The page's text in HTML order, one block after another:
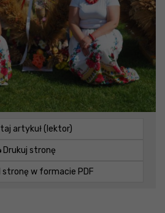
artykuł (lektor)
Drukuj stronę
w formacie PDF